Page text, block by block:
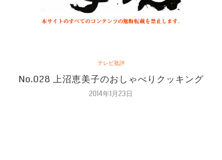
テレビ批評
No.028 上沼恵美子のおしゃべりクッキング
2014年1月23日